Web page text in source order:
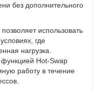
без дополнительного
использовать
где
нагрузка.
Hot-Swap
работу в течение